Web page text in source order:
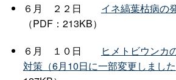
６ 月 ２２ 日 イネ縞葉枯病の
（PDF：213KB）
６ 月 １０ 日
ヒメトビウンカ
対策（6月10日に一部変更しました